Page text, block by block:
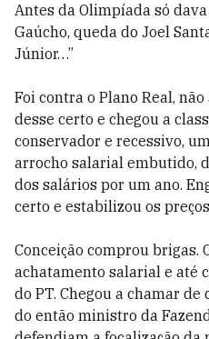
Antes da Olimpíada só
Gaúcho, queda do Joel
Júnior…”
Foi contra o Plano Real,
desse certo e chegou a
conservador e recessivo,
arrocho salarial embutido,
dos salários por um ano.
certo e estabilizou os
Conceição comprou brigas.
achatamento salarial e até
do PT. Chegou a chamar
do então ministro da